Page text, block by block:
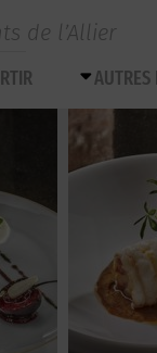
de l’Allier
AUTRES